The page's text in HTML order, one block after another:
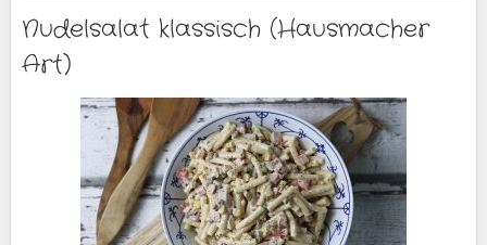
Nudelsalat klassisch (Hausmacher
Art)